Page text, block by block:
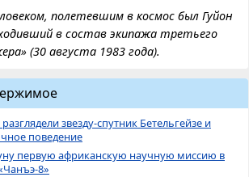
полетевшим в космос был Гуйон
в состав экипажа третьего
(30 августа 1983 года).
звезду-спутник Бетельгейзе и
поведение
первую африканскую научную миссию в
8»